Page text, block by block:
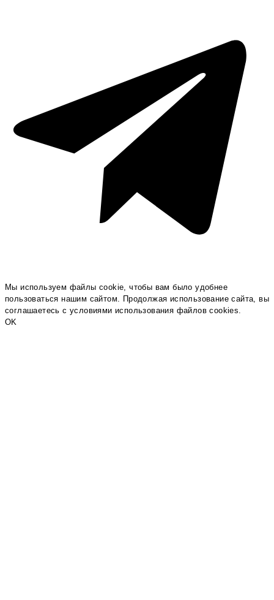
Мы используем файлы cookie, чтобы вам было удобнее
пользоваться нашим сайтом. Продолжая использование сайта, вы
соглашаетесь c условиями использования файлов cookies.
OK